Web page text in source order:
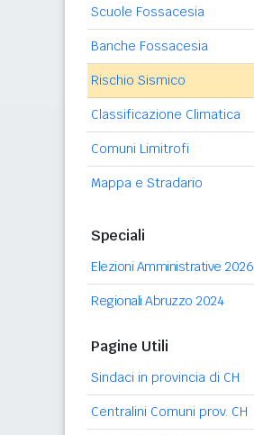
Scuole Fossacesia
Banche Fossacesia
Rischio Sismico
Classificazione Climatica
Comuni Limitrofi
Mappa e Stradario
Speciali
Elezioni Amministrative 2026
Regionali Abruzzo 2024
Pagine Utili
Sindaci in provincia di CH
Centralini Comuni prov. CH